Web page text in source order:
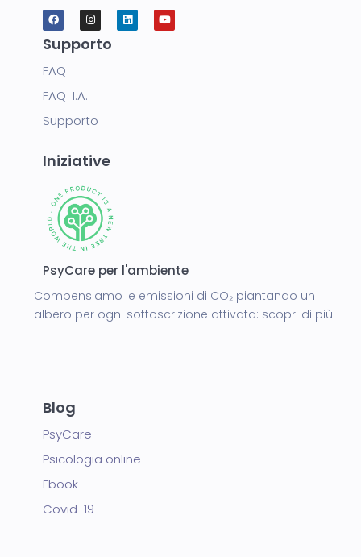
Supporto
FAQ
FAQ I.A.
Supporto
Iniziative
PsyCare per l'ambiente
Compensiamo le emissioni di CO₂ piantando un
albero per ogni sottoscrizione attivata: scopri di più.
Blog
PsyCare
Psicologia online
Ebook
Covid-19